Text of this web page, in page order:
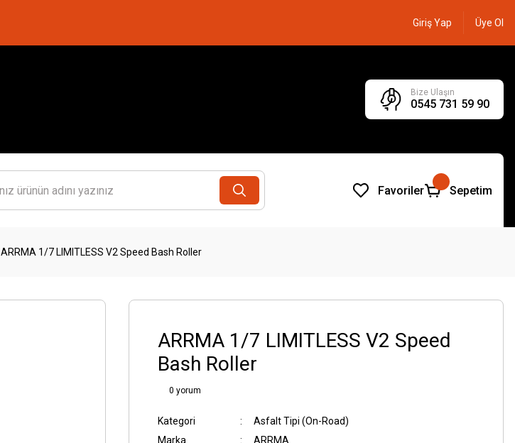
Giriş Yap Üye Ol
Bize Ulaşın
0545 731 59 90
Favoriler Sepetim
ARRMA 1/7 LIMITLESS V2 Speed Bash Roller
ARRMA 1/7 LIMITLESS V2 Speed
Bash Roller
0 yorum
Kategori
Asfalt Tipi (On-Road)
Marka
ARRMA